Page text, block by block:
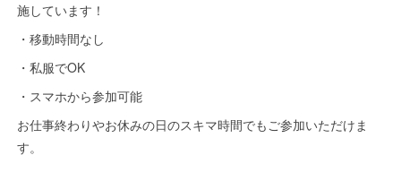
施しています！
・移動時間なし
・私服でOK
・スマホから参加可能
お仕事終わりやお休みの日のスキマ時間でもご参加いただけま
す。